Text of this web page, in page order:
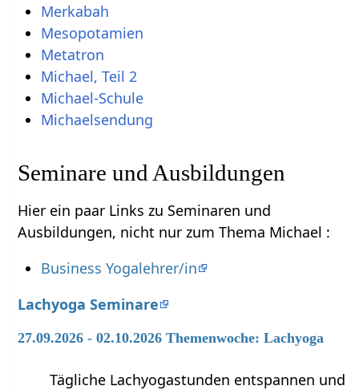
Merkabah
Mesopotamien
Metatron
Michael, Teil 2
Michael-Schule
Michaelsendung
Seminare und Ausbildungen
Hier ein paar Links zu Seminaren und
Ausbildungen, nicht nur zum Thema Michael :
Business Yogalehrer/in
Lachyoga Seminare
27.09.2026 - 02.10.2026 Themenwoche: Lachyoga
Tägliche Lachyogastunden entspannen und